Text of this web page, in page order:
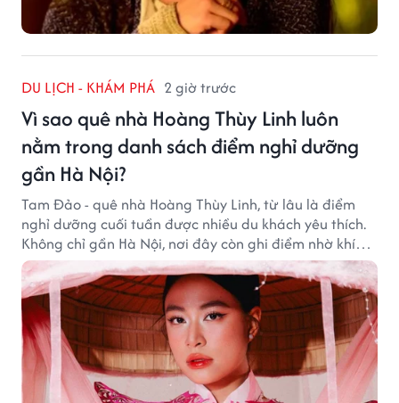
DU LỊCH - KHÁM PHÁ 2 giờ trước
Vì sao quê nhà Hoàng Thùy Linh luôn
nằm trong danh sách điểm nghỉ dưỡng
gần Hà Nội?
Tam Đảo - quê nhà Hoàng Thùy Linh, từ lâu là điểm
nghỉ dưỡng cuối tuần được nhiều du khách yêu thích.
Không chỉ gần Hà Nội, nơi đây còn ghi điểm nhờ khí
hậu mát mẻ, cảnh sắc thơ mộng và không gian yên
bình giữa núi rừng.